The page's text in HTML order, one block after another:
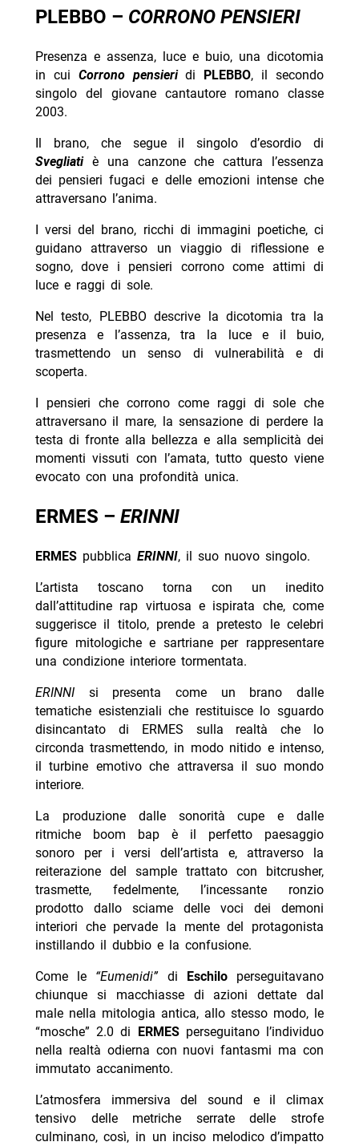
PLEBBO – CORRONO PENSIERI
Presenza e assenza, luce e buio, una dicotomia
in cui Corrono pensieridi PLEBBO, il secondo
singolo del giovane cantautore romano classe
2003.
Il brano, che segue il singolo d’esordio di
Svegliatiè una canzone che cattura l’essenza
dei pensieri fugaci e delle emozioni intense che
attraversano l’anima.
I versi del brano, ricchi di immagini poetiche, ci
guidano attraverso un viaggio di riflessione e
sogno, dove i pensieri corrono come attimi di
luce e raggi di sole.
Nel testo, PLEBBO descrive la dicotomia tra la
presenza e l’assenza, tra la luce e il buio,
trasmettendo un senso di vulnerabilità e di
scoperta.
I pensieri che corrono come raggi di sole che
attraversano il mare, la sensazione di perdere la
testa di fronte alla bellezza e alla semplicità dei
momenti vissuti con l’amata, tutto questo viene
evocato con una profondità unica.
ERMES – ERINNI
ERMESpubblica ERINNI, il suo nuovo singolo.
L’artista toscano torna con un inedito
dall’attitudine rap virtuosa e ispirata che, come
suggerisce il titolo, prende a pretesto le celebri
figure mitologiche e sartriane per rappresentare
una condizione interiore tormentata.
ERINNIsi presenta come un brano dalle
tematiche esistenziali che restituisce lo sguardo
disincantato di ERMES sulla realtà che lo
circonda trasmettendo, in modo nitido e intenso,
il turbine emotivo che attraversa il suo mondo
interiore.
La produzione dalle sonorità cupe e dalle
ritmiche boom bap è il perfetto paesaggio
sonoro per i versi dell’artista e, attraverso la
reiterazione del sample trattato con bitcrusher,
trasmette, fedelmente, l’incessante ronzio
prodotto dallo sciame delle voci dei demoni
interiori che pervade la mente del protagonista
instillando il dubbio e la confusione.
Come le “Eumenidi”di Eschiloperseguitavano
chiunque si macchiasse di azioni dettate dal
male nella mitologia antica, allo stesso modo, le
“mosche” 2.0 di ERMESperseguitano l’individuo
nella realtà odierna con nuovi fantasmi ma con
immutato accanimento.
L’atmosfera immersiva del sound e il climax
tensivo delle metriche serrate delle strofe
culminano, così, in un inciso melodico d’impatto